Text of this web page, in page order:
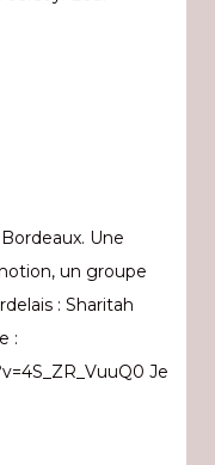
Une
un groupe
: Sharitah
:
Je